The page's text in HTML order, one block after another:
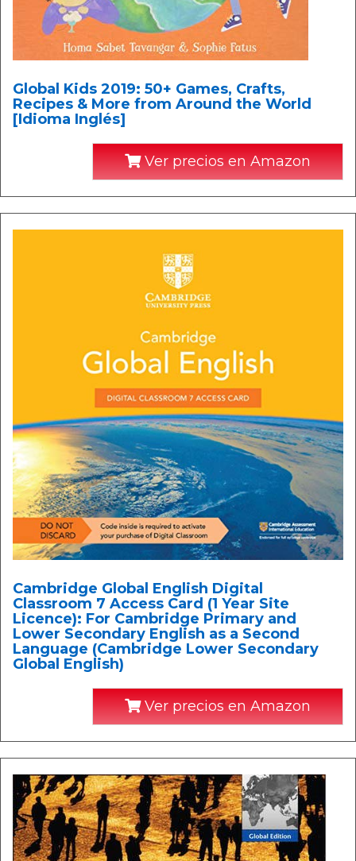
Global Kids 2019: 50+ Games, Crafts,
Recipes & More from Around the World
[Idioma Inglés]
Ver precios en Amazon
Cambridge Global English Digital
Classroom 7 Access Card (1 Year Site
Licence): For Cambridge Primary and
Lower Secondary English as a Second
Language (Cambridge Lower Secondary
Global English)
Ver precios en Amazon